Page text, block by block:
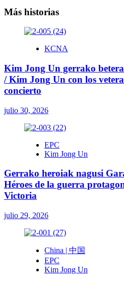
Más historias
KCNA
Kim Jong Un gerrako
/ Kim Jong Un con los
concierto
julio 30, 2026
EPC
Kim Jong Un
Gerrako heroiak nagusi
Héroes de la guerra
Victoria
julio 29, 2026
China | 中国
EPC
Kim Jong Un